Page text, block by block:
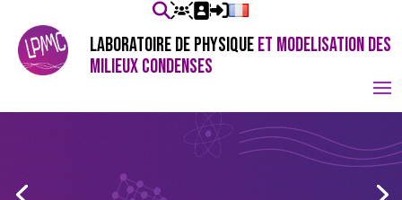
LABORATOIRE DE PHYSIQUEET MODELISATION DES
MILIEUX CONDENSES